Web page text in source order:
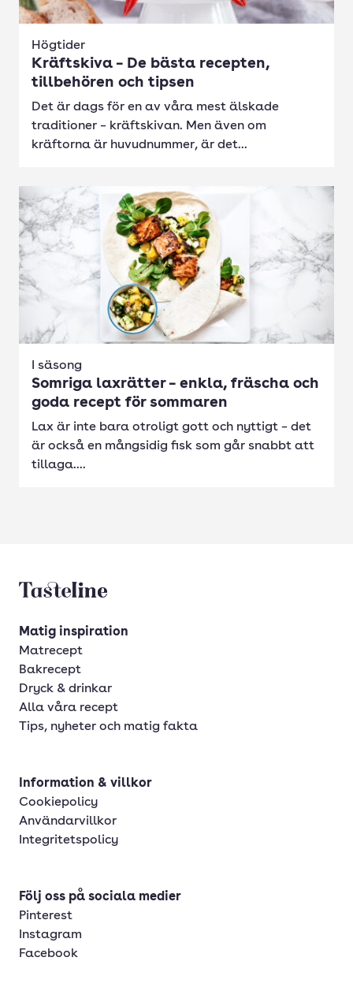
Högtider
Kräftskiva – De bästa recepten,
tillbehören och tipsen
Det är dags för en av våra mest älskade
traditioner – kräftskivan. Men även om
kräftorna är huvudnummer, är det...
I säsong
Somriga laxrätter – enkla, fräscha och
goda recept för sommaren
Lax är inte bara otroligt gott och nyttigt – det
är också en mångsidig fisk som går snabbt att
tillaga....
Tasteline startsida
Matig inspiration
Matrecept
Bakrecept
Dryck & drinkar
Alla våra recept
Tips, nyheter och matig fakta
Information & villkor
Cookiepolicy
Användarvillkor
Integritetspolicy
Följ oss på sociala medier
Pinterest
Instagram
Facebook